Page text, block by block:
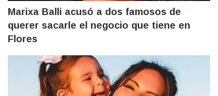
Marixa Balli acusó a dos famosos de
querer sacarle el negocio que tiene en
Flores